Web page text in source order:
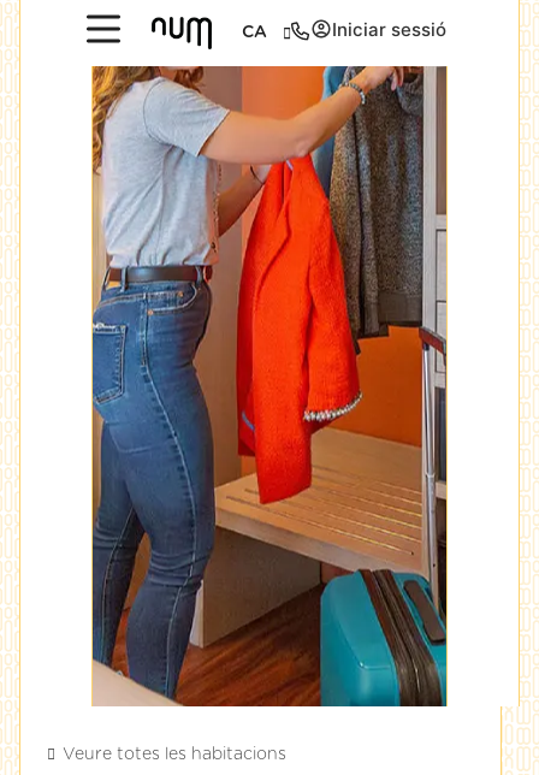
CA Iniciar sessió
Veure totes les habitacions